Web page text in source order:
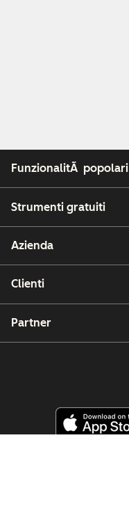
FunzionalitÃ popolari
Strumenti gratuiti
Azienda
Clienti
Partner